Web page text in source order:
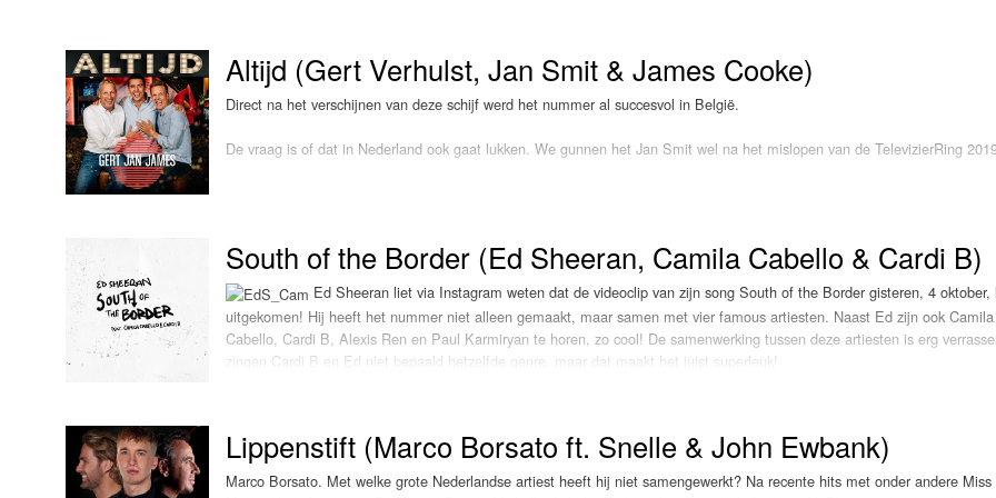
de musical, geschreven door de muzikale magiër Andrew Loyd Webber, kozen de zangeres en Henk Poort (
1956) voor het allermoeilijkste lied. Het werd een ongelooflijke muzikale roadtrip van twee uiterst getalenteerde artiesten,
Floor Jansen meer dan weergaloos was.
Altijd (Gert Verhulst, Jan Smit & James Cooke)
Direct na het verschijnen van deze schijf werd het nummer al succesvol in België.
De vraag is of dat in Nederland ook gaat lukken. We gunnen het Jan Smit wel na het mislopen van de TelevizierRing
South of the Border (Ed Sheeran, Camila Cabello & Cardi B)
Ed Sheeran liet via Instagram weten dat de videoclip van zijn song South of the Border gisteren, 4 oktober,
uitgekomen! Hij heeft het nummer niet alleen gemaakt, maar samen met vier famous artiesten. Naast Ed zijn ook Camila
Cabello, Cardi B, Alexis Ren en Paul Karmiryan te horen, zo cool! De samenwerking tussen deze artiesten is erg
zingen Cardi B en Ed niet bepaald hetzelfde genre, maar dat maakt het juist superleuk!
Lippenstift (Marco Borsato ft. Snelle & John Ewbank)
Marco Borsato. Met welke grote Nederlandse artiest heeft hij niet samengewerkt? Na recente hits met onder andere Miss